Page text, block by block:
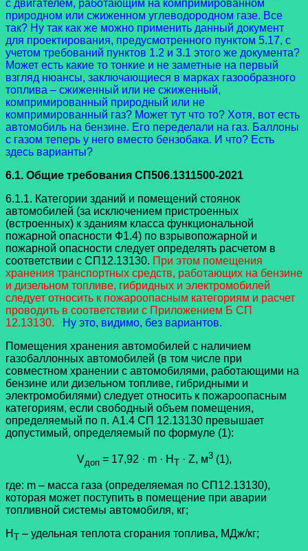
с двигателем, работающим на компримированном
природном или сжиженном углеводородном газе. Все
так? Ну так как же можно применить данный документ
для проектирования, предусмотренного пунктом 5.17, с
учетом требований пунктов 1.2 и 3.1 этого же документа?
Может есть какие то тонкие и не заметные на первый
взгляд нюансы, заключающиеся в марках газообразного
топлива – сжиженный или не сжиженный,
компримированный природный или не
компримированный газ? Может тут что то? Хотя, вот есть
автомобиль на бензине. Его переделали на газ. Баллоны
с газом теперь у него вместо бензобака. И что? Есть
здесь варианты?
6.1. Общие требования СП506.1311500-2021
6.1.1. Категории зданий и помещений стоянок
автомобилей (за исключением пристроенных
(встроенных) к зданиям класса функциональной
пожарной опасности Ф1.4) по взрывопожарной и
пожарной опасности следует определять расчетом в
соответствии с СП12.13130. При этом помещения
хранения транспортных средств, работающих на бензине
и дизельном топливе, гибридных и электромобилей
следует относить к пожароопасным категориям и расчет
проводить в соответствии с Приложением Б СП
12.13130.
Ну это, видимо, без вариантов.
Помещения хранения автомобилей с наличием
газобаллонных автомобилей (в том числе при
совместном хранении с автомобилями, работающими на
бензине или дизельном топливе, гибридными и
электромобилями) следует относить к пожароопасным
категориям, если свободный объем помещения,
определяемый по п. А1.4 СП 12.13130 превышает
допустимый, определяемый по формуле (1):
Vдоп= 17,92 · m · H Т· Z, м3(1),
где: m – масса газа (определяемая по СП12.13130),
которая может поступить в помещение при аварии
топливной системы автомобиля, кг;
H Т – удельная теплота сгорания топлива, МДж/кг;